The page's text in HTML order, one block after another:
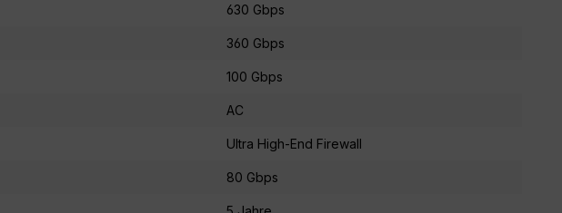
630 Gbps
360 Gbps
100 Gbps
AC
Ultra High-End Firewall
80 Gbps